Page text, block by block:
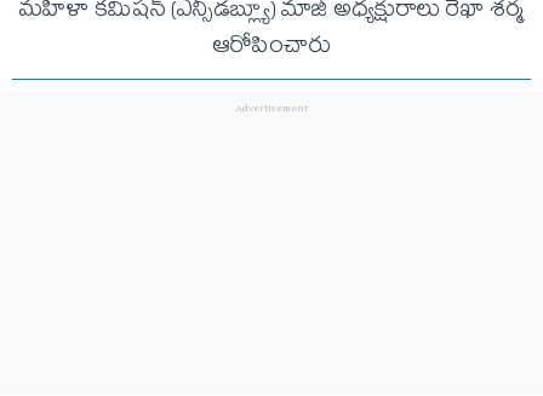
మహిళా కమిషన్ (ఎన్సీడబ్ల్యూ) మాజీ అధ్యక్షురాలు రేఖా శర్మ
ఆరోపించారు